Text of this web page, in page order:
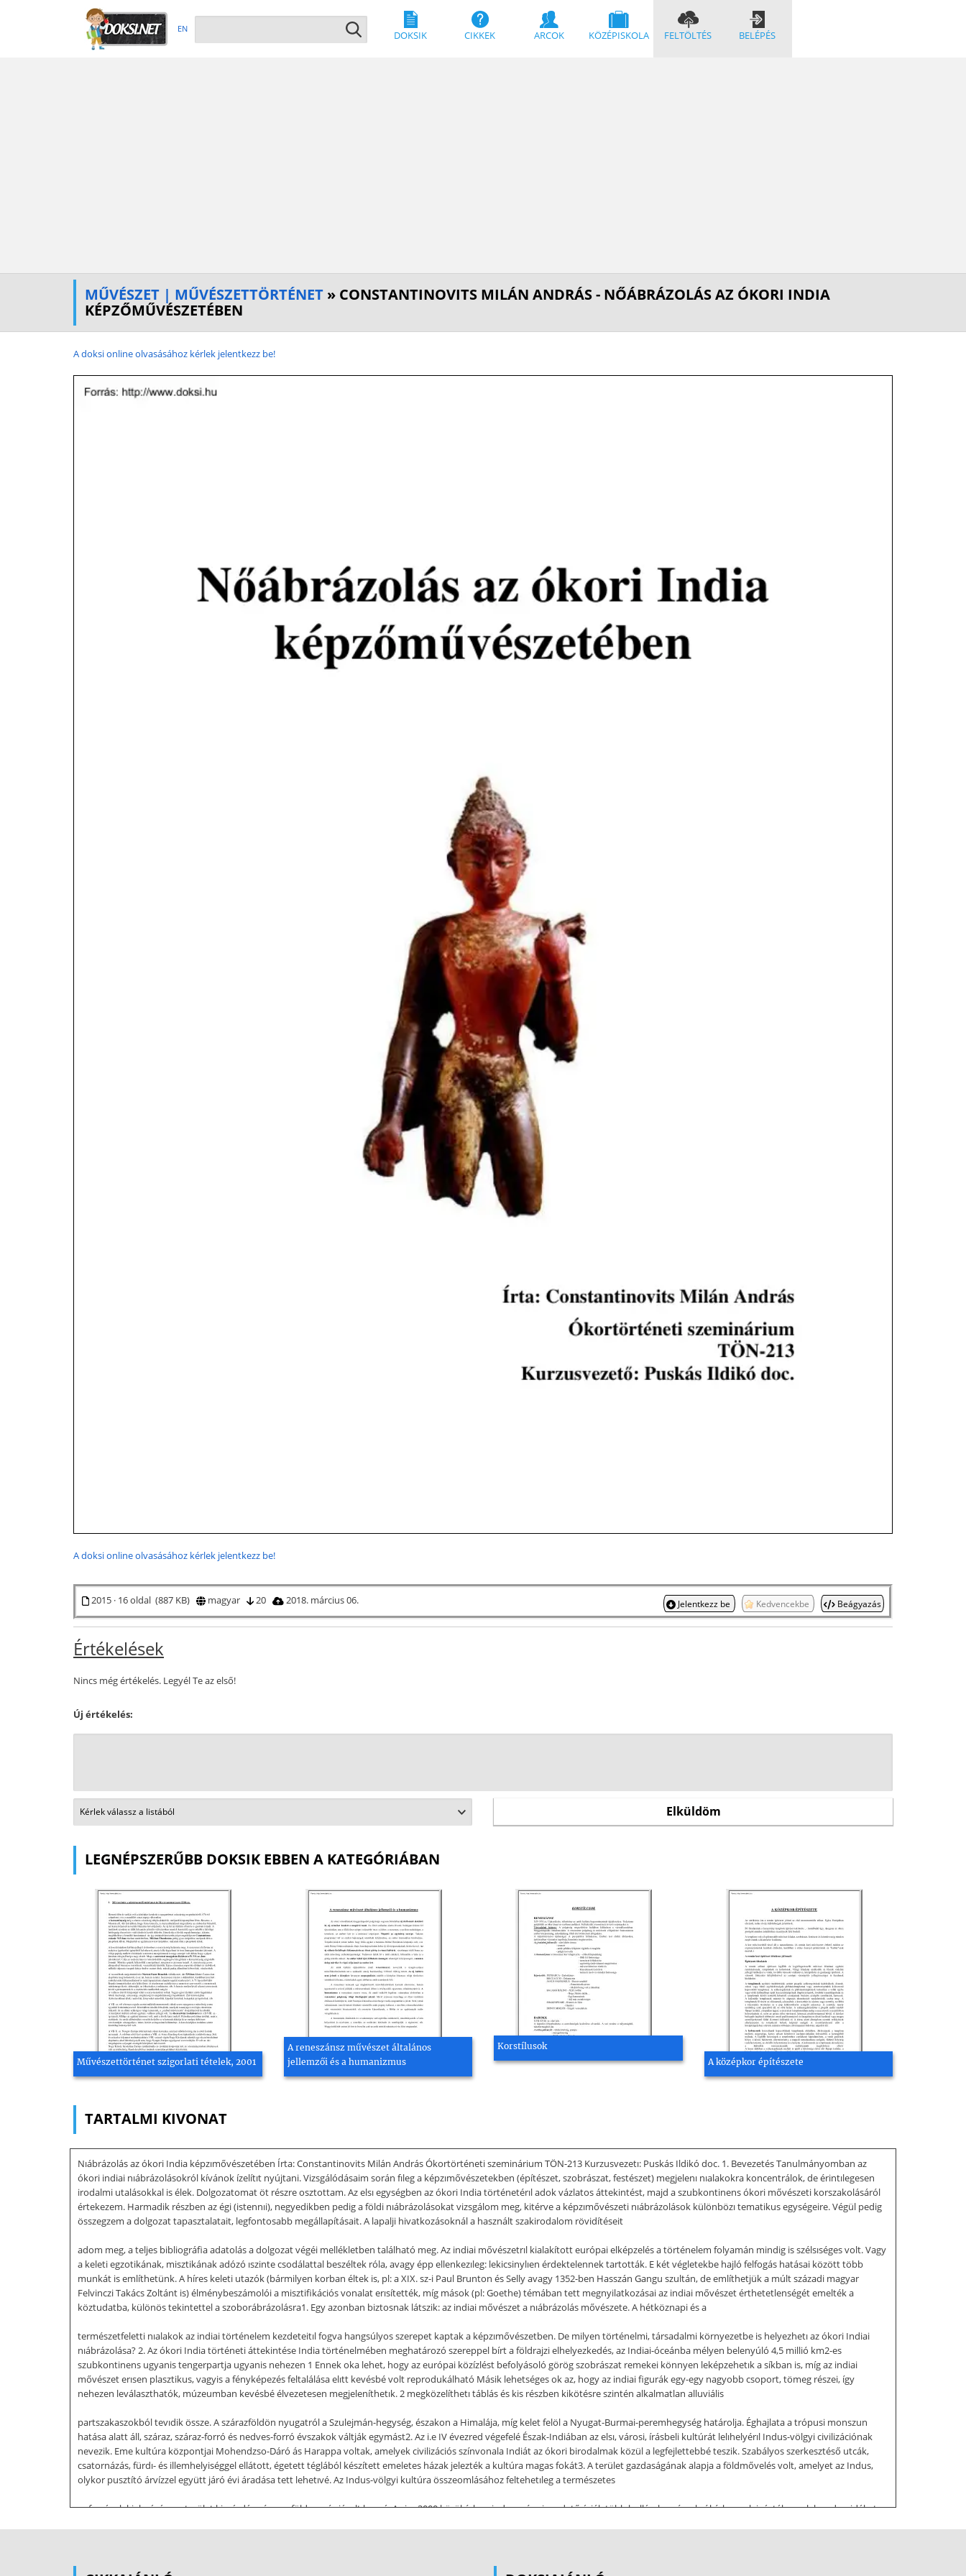
EN
DOKSIK CIKKEK ARCOK KÖZÉPISKOLA FELTÖLTÉS BELÉPÉS
MŰVÉSZET | MŰVÉSZETTÖRTÉNET » CONSTANTINOVITS MILÁN ANDRÁS - NŐÁBRÁZOLÁS AZ ÓKORI INDIA
KÉPZŐMŰVÉSZETÉBEN
A doksi online olvasásához kérlek jelentkezz be!
A doksi online olvasásához kérlek jelentkezz be!
2015 · 16 oldal (887 KB) magyar 20 2018. március 06. Jelentkezz be Kedvencekbe Beágyazás
Értékelések
Nincs még értékelés. Legyél Te az első!
Új értékelés:
LEGNÉPSZERŰBB DOKSIK EBBEN A KATEGÓRIÁBAN
Művészettörténet szigorlati tételek, 2001
A reneszánsz művészet általános
jellemzői és a humanizmus
Korstílusok
A középkor építészete
TARTALMI KIVONAT
Nıábrázolás az ókori India képzımővészetében Írta: Constantinovits Milán András Ókortörténeti szeminárium TÖN-213 Kurzusvezetı: Puskás Ildikó doc. 1. Bevezetés Tanulmányomban az
ókori indiai nıábrázolásokról kívánok ízelítıt nyújtani. Vizsgálódásaim során fıleg a képzımővészetekben (építészet, szobrászat, festészet) megjelenı nıalakokra koncentrálok, de érintılegesen
irodalmi utalásokkal is élek. Dolgozatomat öt részre osztottam. Az elsı egységben az ókori India történetérıl adok vázlatos áttekintést, majd a szubkontinens ókori mővészeti korszakolásáról
értekezem. Harmadik részben az égi (istennıi), negyedikben pedig a földi nıábrázolásokat vizsgálom meg, kitérve a képzımővészeti nıábrázolások különbözı tematikus egységeire. Végül pedig
összegzem a dolgozat tapasztalatait, legfontosabb megállapításait. A lapalji hivatkozásoknál a használt szakirodalom rövidítéseit
adom meg, a teljes bibliográfia adatolás a dolgozat végéi mellékletben található meg. Az indiai mővészetrıl kialakított európai elképzelés a történelem folyamán mindig is szélsıséges volt. Vagy
a keleti egzotikának, misztikának adózó ıszinte csodálattal beszéltek róla, avagy épp ellenkezıleg: lekicsinylıen érdektelennek tartották. E két végletekbe hajló felfogás hatásai között több
munkát is említhetünk. A híres keleti utazók (bármilyen korban éltek is, pl: a XIX. sz-i Paul Brunton és Selly avagy 1352-ben Hasszán Gangu szultán, de említhetjük a múlt századi magyar
Felvinczi Takács Zoltánt is) élménybeszámolói a misztifikációs vonalat erısítették, míg mások (pl: Goethe) témában tett megnyilatkozásai az indiai mővészet érthetetlenségét emelték a
köztudatba, különös tekintettel a szoborábrázolásra1. Egy azonban biztosnak látszik: az indiai mővészet a nıábrázolás mővészete. A hétköznapi és a
természetfeletti nıalakok az indiai történelem kezdeteitıl fogva hangsúlyos szerepet kaptak a képzımővészetben. De milyen történelmi, társadalmi környezetbe is helyezhetı az ókori Indiai
nıábrázolása? 2. Az ókori India történeti áttekintése India történelmében meghatározó szereppel bírt a földrajzi elhelyezkedés, az Indiai-óceánba mélyen belenyúló 4,5 millió km2-es
szubkontinens ugyanis tengerpartja ugyanis nehezen 1 Ennek oka lehet, hogy az európai közízlést befolyásoló görög szobrászat remekei könnyen leképzehetık a síkban is, míg az indiai
mővészet erısen plasztikus, vagyis a fényképezés feltalálása elıtt kevésbé volt reprodukálható Másik lehetséges ok az, hogy az indiai figurák egy-egy nagyobb csoport, tömeg részei, így
nehezen leválaszthatók, múzeumban kevésbé élvezetesen megjeleníthetık. 2 megközelíthetı táblás és kis részben kikötésre szintén alkalmatlan alluviális
partszakaszokból tevıdik össze. A szárazföldön nyugatról a Szulejmán-hegység, északon a Himalája, míg kelet felöl a Nyugat-Burmai-peremhegység határolja. Éghajlata a trópusi monszun
hatása alatt áll, száraz, száraz-forró és nedves-forró évszakok váltják egymást2. Az i.e IV évezred végefelé Észak-Indiában az elsı, városi, írásbeli kultúrát lelıhelyérıl Indus-völgyi civilizációnak
nevezik. Eme kultúra központjai Mohendzso-Dáró ás Harappa voltak, amelyek civilizációs színvonala Indiát az ókori birodalmak közül a legfejlettebbé teszik. Szabályos szerkesztéső utcák,
csatornázás, fürdı- és illemhelyiséggel ellátott, égetett téglából készített emeletes házak jelezték a kultúra magas fokát3. A terület gazdaságának alapja a földmővelés volt, amelyet az Indus,
olykor pusztító árvízzel együtt járó évi áradása tett lehetıvé. Az Indus-völgyi kultúra összeomlásához feltehetıleg a természetes
erıforrások kiaknázása, a terület kiszárdása és egy földrengés járult hozzá. Az isz 2000 körül érkezı indoeurópai eredető árják több hullámban északról érkezve leigázták az ıslakos dravidákat.
óárja vallásos szövegek is. Az indusi civilizáció hanyatlását követte a „sötét évezred”, amikor az írásos emlékek megritkulnak, és feltehetıleg